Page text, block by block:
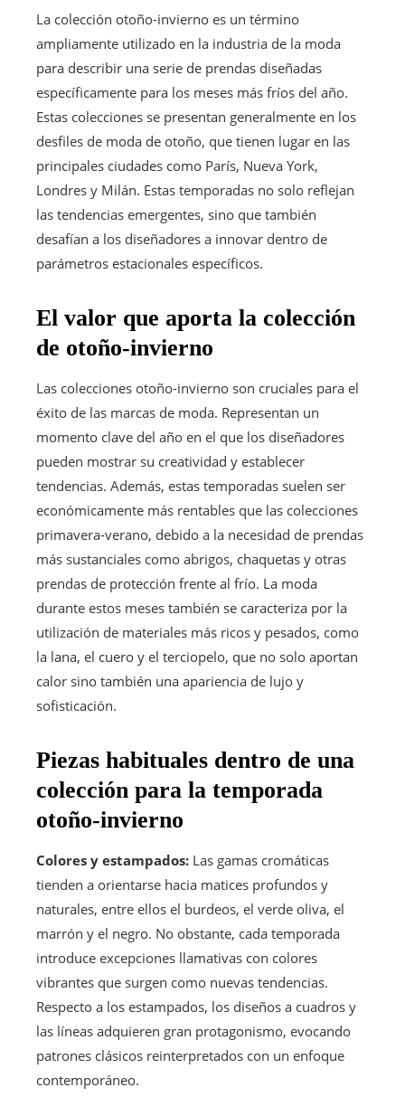
La colección otoño-invierno es un término
ampliamente utilizado en la industria de la moda
para describir una serie de prendas diseñadas
específicamente para los meses más fríos del año.
Estas colecciones se presentan generalmente en los
desfiles de moda de otoño, que tienen lugar en las
principales ciudades como París, Nueva York,
Londres y Milán. Estas temporadas no solo reflejan
las tendencias emergentes, sino que también
desafían a los diseñadores a innovar dentro de
parámetros estacionales específicos.
El valor que aporta la colección
de otoño-invierno
Las colecciones otoño-invierno son cruciales para el
éxito de las marcas de moda. Representan un
momento clave del año en el que los diseñadores
pueden mostrar su creatividad y establecer
tendencias. Además, estas temporadas suelen ser
económicamente más rentables que las colecciones
primavera-verano, debido a la necesidad de prendas
más sustanciales como abrigos, chaquetas y otras
prendas de protección frente al frío. La moda
durante estos meses también se caracteriza por la
utilización de materiales más ricos y pesados, como
la lana, el cuero y el terciopelo, que no solo aportan
calor sino también una apariencia de lujo y
sofisticación.
Piezas habituales dentro de una
colección para la temporada
otoño-invierno
Colores y estampados: Las gamas cromáticas
tienden a orientarse hacia matices profundos y
naturales, entre ellos el burdeos, el verde oliva, el
marrón y el negro. No obstante, cada temporada
introduce excepciones llamativas con colores
vibrantes que surgen como nuevas tendencias.
Respecto a los estampados, los diseños a cuadros y
las líneas adquieren gran protagonismo, evocando
patrones clásicos reinterpretados con un enfoque
contemporáneo.